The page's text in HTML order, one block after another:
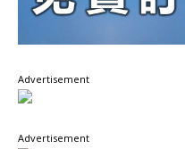
Advertisement
Advertisement